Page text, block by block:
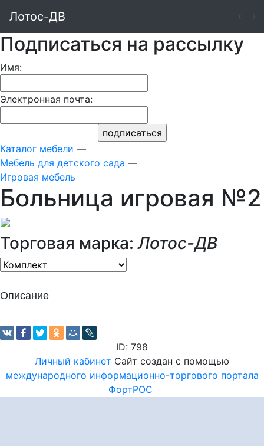
Лотос-ДВ
Подписаться на рассылку
Имя:
Электронная почта:
Каталог мебели —
Мебель для детского сада —
Игровая мебель
Больница игровая №2
Торговая марка:Лотос-ДВ
Описание
ID: 798
Личный кабинет Сайт создан с помощью
международного информационно-торгового портала
ФортРОС